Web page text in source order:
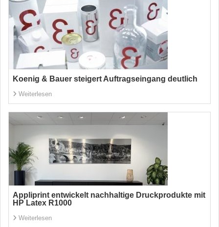
Koenig & Bauer steigert Auftragseingang deutlich
Weiterlesen
Appliprint entwickelt nachhaltige Druckprodukte mit
HP Latex R1000
Weiterlesen